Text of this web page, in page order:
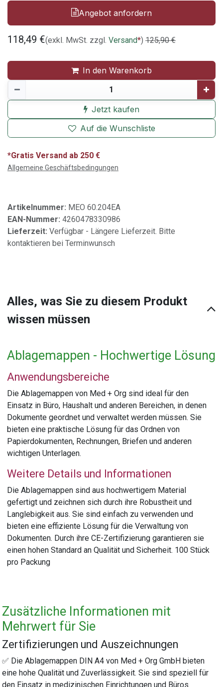
Angebot anfordern
118,49 €(exkl. MwSt. zzgl. Versand*) 125,90€
In den Warenkorb
Jetzt kaufen
Auf die Wunschliste
*Gratis Versand ab 250 €
Allgemeine Geschäftsbedingungen
Artikelnummer: MEO 60.204EA
EAN-Nummer: 4260478330986
Lieferzeit: Verfügbar - Längere Lieferzeit. Bitte
kontaktieren bei Terminwunsch
Alles, was Sie zu diesem Produkt
wissen müssen
Ablagemappen - Hochwertige Lösung
Anwendungsbereiche
Die Ablagemappen von Med + Org sind ideal für den
Einsatz in Büro, Haushalt und anderen Bereichen, in denen
Dokumente geordnet und verwaltet werden müssen. Sie
bieten eine praktische Lösung für das Ordnen von
Papierdokumenten, Rechnungen, Briefen und anderen
wichtigen Unterlagen.
Weitere Details und Informationen
Die Ablagemappen sind aus hochwertigem Material
gefertigt und zeichnen sich durch ihre Robustheit und
Langlebigkeit aus. Sie sind einfach zu verwenden und
bieten eine effiziente Lösung für die Verwaltung von
Dokumenten. Durch ihre CE-Zertifizierung garantieren sie
einen hohen Standard an Qualität und Sicherheit. 100 Stück
pro Packung
Zusätzliche Informationen mit
Mehrwert für Sie
Zertifizierungen und Auszeichnungen
✅ Die Ablagemappen DIN A4 von Med + Org GmbH bieten
eine hohe Qualität und Zuverlässigkeit. Sie sind speziell für
den Einsatz in medizinischen Einrichtungen und Büros